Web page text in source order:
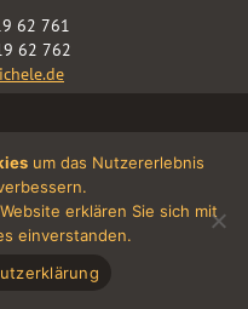
62 761
62 762
um das Nutzererlebnis
erklären Sie sich mit
einverstanden.